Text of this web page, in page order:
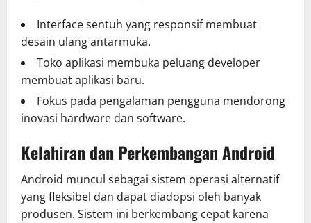
Interface sentuh yang responsif membuat
desain ulang antarmuka.
Toko aplikasi membuka peluang developer
membuat aplikasi baru.
Fokus pada pengalaman pengguna mendorong
inovasi hardware dan software.
Kelahiran dan Perkembangan Android
Android muncul sebagai sistem operasi alternatif
yang fleksibel dan dapat diadopsi oleh banyak
produsen. Sistem ini berkembang cepat karena